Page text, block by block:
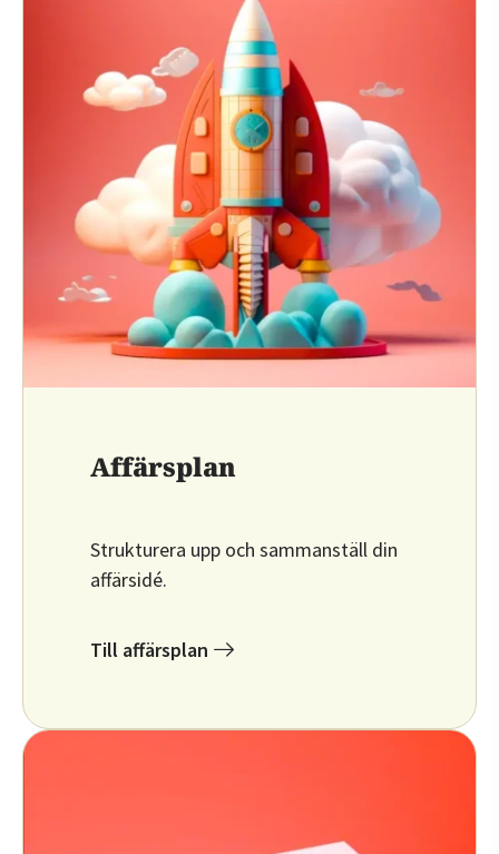
Affärsplan
Strukturera upp och sammanställ din
affärsidé.
Till affärsplan